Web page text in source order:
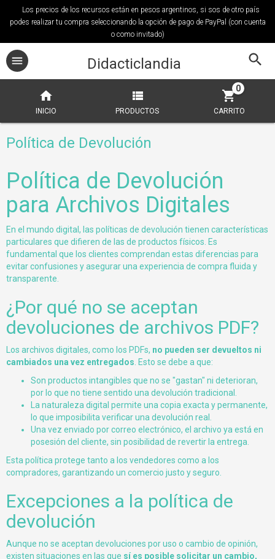
Los precios de los recursos están en pesos argentinos, si sos de otro país
podes realizar tu compra seleccionando la opción de pago de PayPal (con cuenta
o como invitado)
Didacticlandia
INICIO PRODUCTOS CARRITO
0
Política de Devolución
Política de Devolución
para Archivos Digitales
En el mundo digital, las políticas de devolución tienen características
particulares que difieren de las de productos físicos. Es
fundamental que los clientes comprendan estas diferencias para
evitar confusiones y asegurar una experiencia de compra fluida y
transparente.
¿Por qué no se aceptan
devoluciones de archivos PDF?
Los archivos digitales, como los PDFs, no pueden ser devueltos ni
cambiados una vez entregados . Esto se debe a que:
Son productos intangibles que no se "gastan" ni deterioran,
por lo que no tiene sentido una devolución tradicional.
La naturaleza digital permite una copia exacta y permanente,
lo que imposibilita verificar una devolución real.
Una vez enviado por correo electrónico, el archivo ya está en
posesión del cliente, sin posibilidad de revertir la entrega.
Esta política protege tanto a los vendedores como a los
compradores, garantizando un comercio justo y seguro.
Excepciones a la política de
devolución
Aunque no se aceptan devoluciones por uso o cambio de opinión,
existen situaciones en las que sí es posible solicitar un cambio,